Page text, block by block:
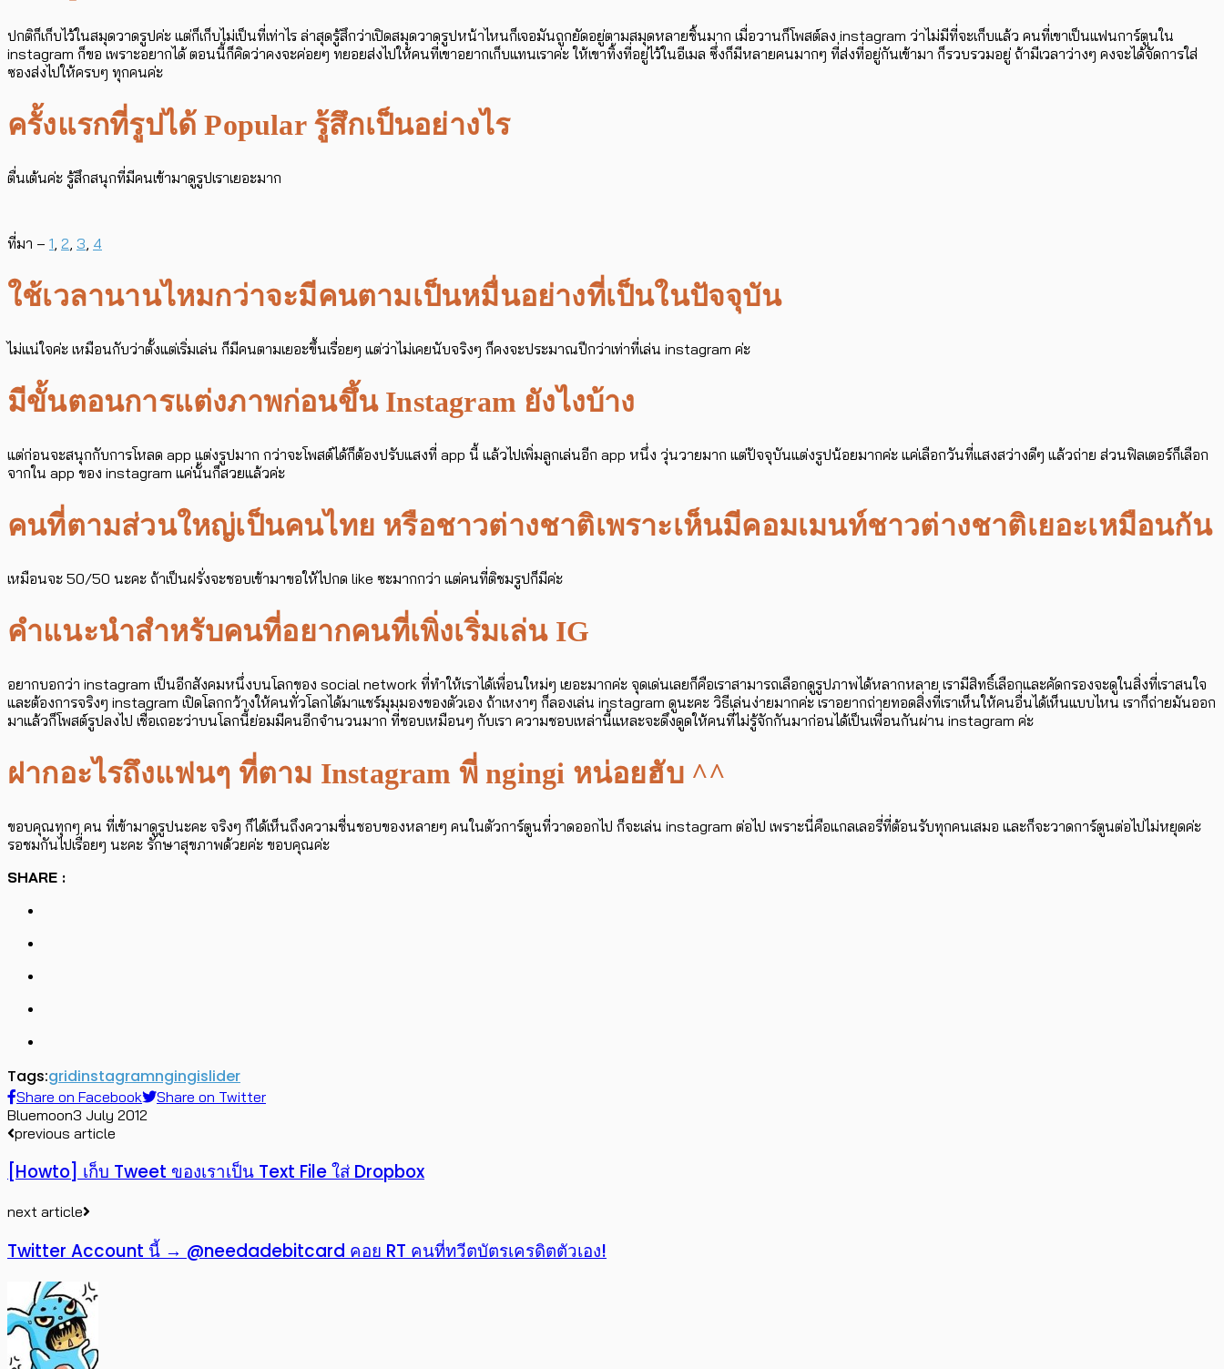
ปกติก็เก็บไว้ในสมุดวาดรูปค่ะ แต่ก็เก็บไม่เป็นที่เท่าไร ล่าสุดรู้สึกว่าเปิดสมุดวาดรูปหน้าไหนก็เจอมันถูกยัดอยู่ตามสมุดหลายชิ้นมาก เมื่อวานก็โพสต์ลง instagram ว่าไม่มีที่จะเก็บแล้ว คนที่เขาเป็นแฟนการ์ตูนใน
instagram ก็ขอ เพราะอยากได้ ตอนนี้ก็คิดว่าคงจะค่อยๆ ทยอยส่งไปให้คนที่เขาอยากเก็บแทนเราค่ะ ให้เขาทิ้งที่อยู่ไว้ในอีเมล ซึ่งก็มีหลายคนมากๆ ที่ส่งที่อยู่กันเข้ามา ก็รวบรวมอยู่ ถ้ามีเวลาว่างๆ คงจะได้จัดการใส่
ซองส่งไปให้ครบๆ ทุกคนค่ะ
ครั้งแรกที่รูปได้ Popular รู้สึกเป็นอย่างไร
ตื่นเต้นค่ะ รู้สึกสนุกที่มีคนเข้ามาดูรูปเราเยอะมาก
ที่มา – 1 2 3 4
ใช้เวลานานไหมกว่าจะมีคนตามเป็นหมื่นอย่างที่เป็นในปัจจุบัน
ไม่แน่ใจค่ะ เหมือนกับว่าตั้งแต่เริ่มเล่น ก็มีคนตามเยอะขึ้นเรื่อยๆ แต่ว่าไม่เคยนับจริงๆ ก็คงจะประมาณปีกว่าเท่าที่เล่น instagram ค่ะ
มีขั้นตอนการแต่งภาพก่อนขึ้น Instagram ยังไงบ้าง
แต่ก่อนจะสนุกกับการโหลด app แต่งรูปมาก กว่าจะโพสต์ได้ก็ต้องปรับแสงที่ app นี้ แล้วไปเพิ่มลูกเล่นอีก app หนึ่ง วุ่นวายมาก แต่ปัจจุบันแต่งรูปน้อยมากค่ะ แค่เลือกวันที่แสงสว่างดีๆ แล้วถ่าย ส่วนฟิลเตอร์ก็เลือก
จากใน app ของ instagram แค่นั้นก็สวยแล้วค่ะ
คนที่ตามส่วนใหญ่เป็นคนไทย หรือชาวต่างชาติเพราะเห็นมีคอมเมนท์ชาวต่างชาติเยอะเหมือนกัน
เหมือนจะ 50/50 นะคะ ถ้าเป็นฝรั่งจะชอบเข้ามาขอให้ไปกด like ซะมากกว่า แต่คนที่ติชมรูปก็มีค่ะ
คำแนะนำสำหรับคนที่อยากคนที่เพิ่งเริ่มเล่น IG
อยากบอกว่า instagram เป็นอีกสังคมหนึ่งบนโลกของ social network ที่ทำให้เราได้เพื่อนใหม่ๆ เยอะมากค่ะ จุดเด่นเลยก็คือเราสามารถเลือกดูรูปภาพได้หลากหลาย เรามีสิทธิ์เลือกและคัดกรองจะดูในสิ่งที่เราสนใจ
และต้องการจริงๆ instagram เปิดโลกกว้างให้คนทั่วโลกได้มาแชร์มุมมองของตัวเอง ถ้าเหงาๆ ก็ลองเล่น instagram ดูนะคะ วิธีเล่นง่ายมากค่ะ เราอยากถ่ายทอดสิ่งที่เราเห็นให้คนอื่นได้เห็นแบบไหน เราก็ถ่ายมันออก
มาแล้วก็โพสต์รูปลงไป เชื่อเถอะว่าบนโลกนี้ย่อมมีคนอีกจำนวนมาก ที่ชอบเหมือนๆ กับเรา ความชอบเหล่านี้แหละจะดึงดูดให้คนที่ไม่รู้จักกันมาก่อนได้เป็นเพื่อนกันผ่าน instagram ค่ะ
ฝากอะไรถึงแฟนๆ ที่ตาม Instagram พี่ ngingi หน่อยฮับ ^^
ขอบคุณทุกๆ คน ที่เข้ามาดูรูปนะคะ จริงๆ ก็ได้เห็นถึงความชื่นชอบของหลายๆ คนในตัวการ์ตูนที่วาดออกไป ก็จะเล่น instagram ต่อไป เพราะนี่คือแกลเลอรี่ที่ต้อนรับทุกคนเสมอ และก็จะวาดการ์ตูนต่อไปไม่หยุดค่ะ
รอชมกันไปเรื่อยๆ นะคะ รักษาสุขภาพด้วยค่ะ ขอบคุณค่ะ
SHARE :
Tags:gridinstagramngingislider
Share on Facebook
Share on Twitter
Bluemoon3 July 2012
previous article
[Howto] เก็บ Tweet ของเราเป็น Text File ใส่ Dropbox
next article
Twitter Account นี้ → @needadebitcard คอย RT คนที่ทวีตบัตรเครดิตตัวเอง!